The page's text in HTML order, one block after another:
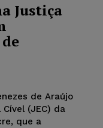
Justiça
de Araújo
(JEC) da
que a